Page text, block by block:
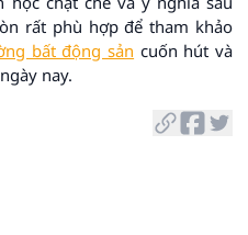
rất phù hợp để tham khảo
bất động sản cuốn hút và
nay.